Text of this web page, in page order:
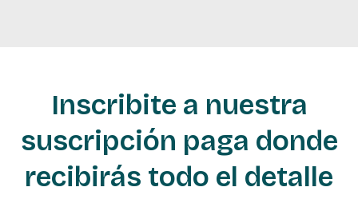
Inscribite a nuestra
suscripción paga donde
recibirás todo el detalle